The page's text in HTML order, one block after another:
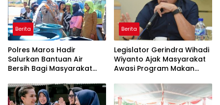
Berita
Polres Maros Hadir
Salurkan Bantuan Air
Bersih Bagi Masyarakat
Di Maros
Berita
Legislator Gerindra Wihadi
Wiyanto Ajak Masyarakat
Awasi Program Makan
Sasaran